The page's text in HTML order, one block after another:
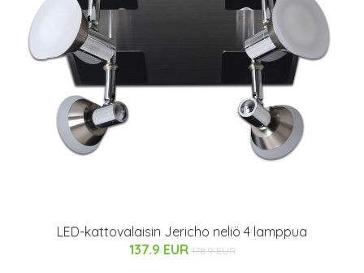
LED-kattovalaisin Jericho neliö 4 lamppua
137.9 EUR 178.9 EUR